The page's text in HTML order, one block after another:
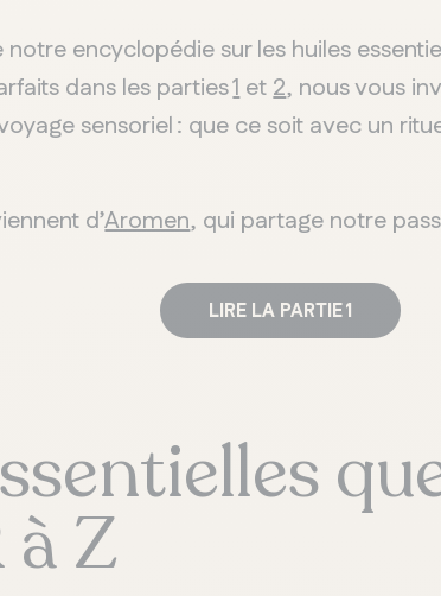
encyclopédie sur les huiles
dans les parties1et2, nous vous
sensoriel : que ce soit avec un
d’Aromen, qui partage notre
LIRE LA PARTIE 1
à Z